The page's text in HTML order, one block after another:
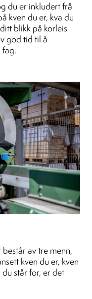
du er inkludert frå
kven du er, kva du
blikk på korleis
god tid til å
av tre menn,
kven du er, kven
står for, er det